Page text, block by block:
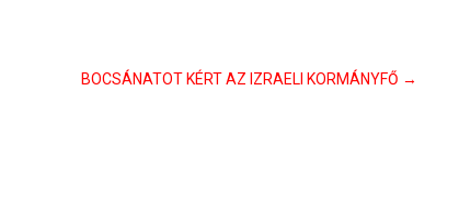
BOCSÁNATOT KÉRT AZ IZRAELI KORMÁNYFŐ →